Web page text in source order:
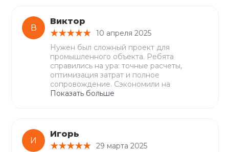
В
Виктор
10 апреля 2025
Нужен был сложный проект для
промышленного объекта. Ребята
справились на ура: точные расчеты,
оптимизация затрат и полное
сопровождение. Сэкономили на
Показать больше
И
Игорь
29 марта 2025